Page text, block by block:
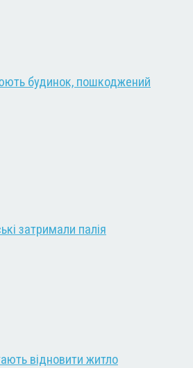
будинок, пошкоджений
затримали палія
відновити житло